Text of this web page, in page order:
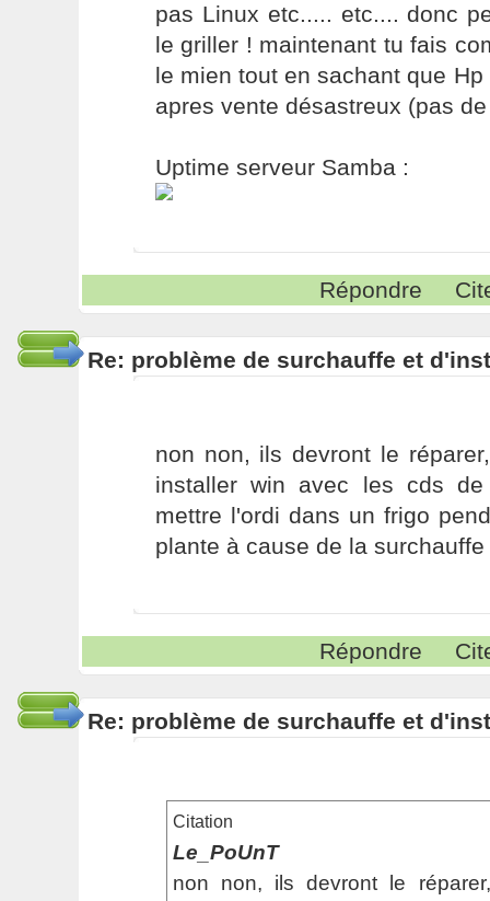
pas Linux etc..... etc.... donc
le griller ! maintenant tu fais
le mien tout en sachant que
apres vente désastreux (pas
Uptime serveur Samba :
Répondre
Re: problème de surchauffe et
non non, ils devront le
installer win avec les cds
mettre l'ordi dans un frigo
plante à cause de la surchauffe
Répondre
Re: problème de surchauffe et
Citation
Le_PoUnT
non non, ils devront le